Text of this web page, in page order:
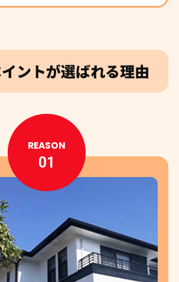
ントが選ばれる理由
REASON
01